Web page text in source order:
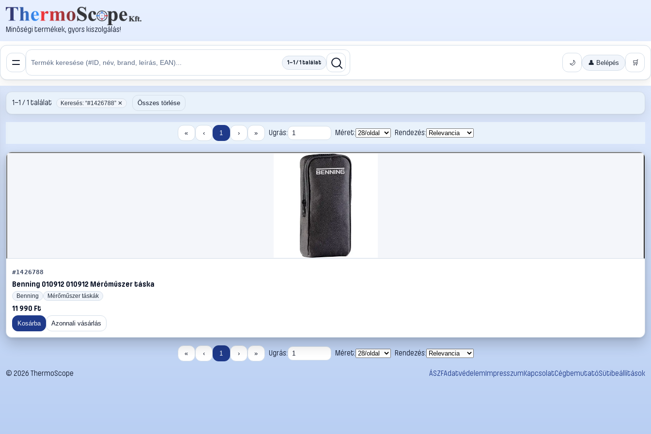
Minőségi termékek, gyors kiszolgálás!
1–1 / 1 találat 🌙 👤 Belépés 🛒
1–1 / 1 találat Keresés: “#1426788” ✕ Összes törlése
« ‹ 1 › » Ugrás: Méret: Rendezés:
#1426788
Benning 010912 010912 Mérőműszer táska
Benning Mérőműszer táskák
11 990 Ft
Kosárba Azonnali vásárlás
« ‹ 1 › » Ugrás: Méret: Rendezés:
© 2026 ThermoScope ÁSZFAdatvédelemImpresszumKapcsolatCégbemutatóSütibeállítások